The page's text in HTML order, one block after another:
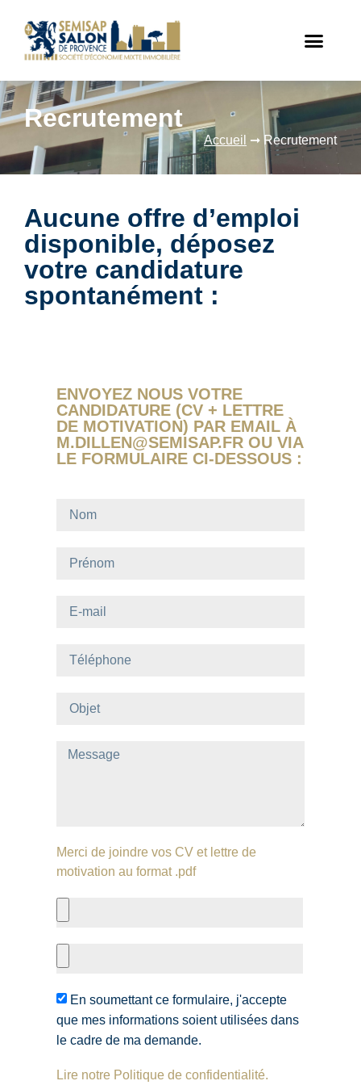
Recrutement
Accueil ➞ Recrutement
Aucune offre d’emploi
disponible, déposez
votre candidature
spontanément :
ENVOYEZ NOUS VOTRE
CANDIDATURE (CV + LETTRE
DE MOTIVATION) PAR EMAIL À
M.DILLEN@SEMISAP.FR OU VIA
LE FORMULAIRE CI-DESSOUS :
Merci de joindre vos CV et lettre de
motivation au format .pdf
En soumettant ce formulaire, j'accepte
que mes informations soient utilisées dans
le cadre de ma demande.
Lire notre Politique de confidentialité.